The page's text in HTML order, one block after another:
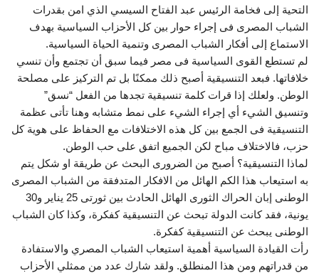
التحية إلى فخامة الرئيس عبد الفتاح السيسي الذي امن بقدرات
الشباب المصرى فى إجراء حوار بين كل الأحزاب السياسية بهدف
الاستماع إلى أفكار الشباب المصرى وتنمية الحياة السياسية.
لم تستطع القوى السياسية فى مصر فيما سبق أن تجتمع وأن تنسي
خلافاتها. فبعد التنسيقية أصبح ذلك ممكنًا بل تم التركيز على مصلحة
الوطن. ولعلك إذا قرات كلمة تنسيقية تجدها من الفعل “نسق”
وتنسيق الشيء أي إجراء الشيء على نمط متشابه وهنا تأتى عظمة
التنسيقية فى الجمع بين كل هذه الاختلافات مع الحفاظ على هوية كل
حزب، فالاختلاف مباح لكن الجميع اتفق على حب الوطن.
لماذا التنسيقية؟ أصبح من الضرورى البحث عن طريقة او شكل يتم
به استيعاب هذا الكم الهائل من الافكار المتدفقة من الشباب المصرى
الوطنى إبان الحراك الثورى الهائل الحادث بين ثورتى 25 يناير و30
يونية، فقد كانت الدولة تبحث عن التنسيقية كفكرة، وكذا كان الشباب
الوطنى يبحث عن التنسيقية كفكرة.
رأت القيادة السياسية أهمية استيعاب الشباب المصري والاستفادة
من قدراتهم ومن هذا المنطلق. ولقد شارك عدد من ممثلي الأحزاب